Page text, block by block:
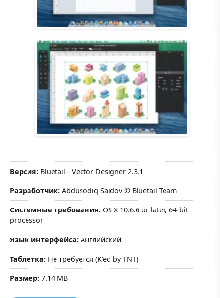
Версия: Bluetail - Vector Designer 2.3.1
Разработчик: Abdusodiq Saidov © Bluetail Team
Системные требования: OS X 10.6.6 or later, 64-bit
processor
Язык интерфейса: Английский
Таблетка: Не требуется (K'ed by TNT)
Размер: 7.14 MB